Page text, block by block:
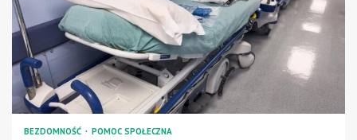
BEZDOMNOŚĆ POMOC SPOŁECZNA